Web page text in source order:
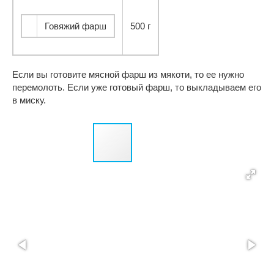
Говяжий фарш 500 г
Если вы готовите мясной фарш из мякоти, то ее нужно
перемолоть. Если уже готовый фарш, то выкладываем его
в миску.